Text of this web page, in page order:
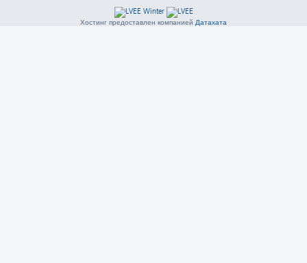
Хостинг предоставлен компанией Датахата